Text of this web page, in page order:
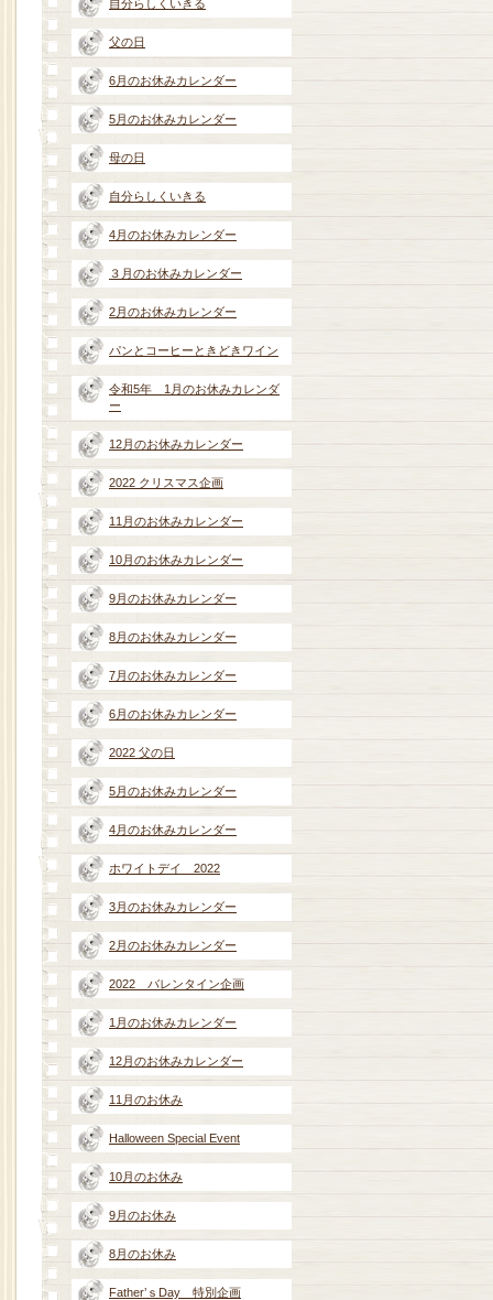
自分らしくいきる
父の日
6月のお休みカレンダー
5月のお休みカレンダー
母の日
自分らしくいきる
4月のお休みカレンダー
３月のお休みカレンダー
2月のお休みカレンダー
パンとコーヒーときどきワイン
令和5年 1月のお休みカレンダ
ー
12月のお休みカレンダー
2022 クリスマス企画
11月のお休みカレンダー
10月のお休みカレンダー
9月のお休みカレンダー
8月のお休みカレンダー
7月のお休みカレンダー
6月のお休みカレンダー
2022 父の日
5月のお休みカレンダー
4月のお休みカレンダー
ホワイトデイ 2022
3月のお休みカレンダー
2月のお休みカレンダー
2022 バレンタイン企画
1月のお休みカレンダー
12月のお休みカレンダー
11月のお休み
Halloween Special Event
10月のお休み
9月のお休み
8月のお休み
Father’ｓDay 特別企画